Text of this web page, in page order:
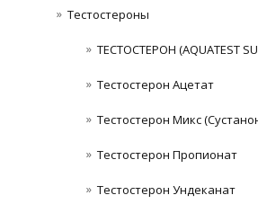
Тестостероны
ТЕСТОСТЕРОН (AQUATEST
Тестостерон Ацетат
Тестостерон Микс
Тестостерон Пропионат
Тестостерон Ундеканат